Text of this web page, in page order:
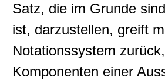
Satz, die im Grunde
ist, darzustellen, greift
Notationssystem
Komponenten einer